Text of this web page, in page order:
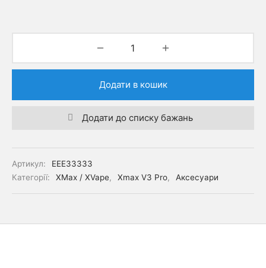
Додати в кошик
Додати до списку бажань
Артикул:
EEE33333
Категорії:
XMax / XVape, Xmax V3 Pro, Аксесуари